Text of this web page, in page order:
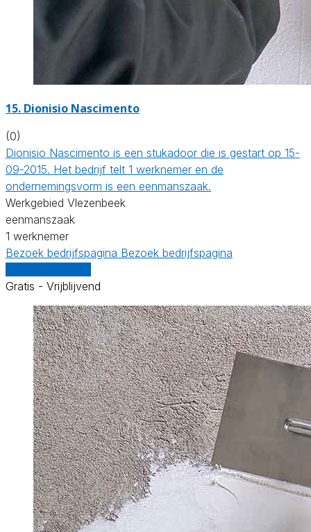
15. Dionisio Nascimento
(0)
Dionisio Nascimento is een stukadoor die is gestart op 15-
09-2015. Het bedrijf telt 1 werknemer en de
ondernemingsvorm is een eenmanszaak.
Werkgebied Vlezenbeek
eenmanszaak
1 werknemer
Bezoek bedrijfspagina Bezoek bedrijfspagina
Gratis - Vrijblijvend